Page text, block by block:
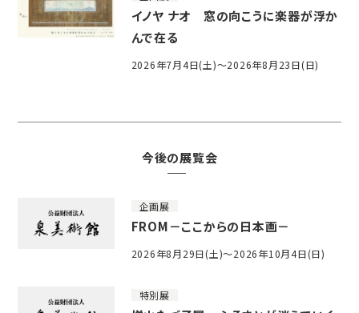
イノヤ ナオ 窓の向こうに楽器が浮か
んで在る
2026年7月4日(土)～2026年8月23日(日)
今後の展覧会
企画展
FROM－ここからの日本画－
2026年8月29日(土)～2026年10月4日(日)
特別展